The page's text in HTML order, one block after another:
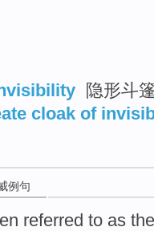
隐形斗
cloak of
例句
referred to as